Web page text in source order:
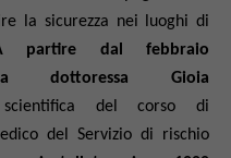
la sicurezza nei luoghi di
partire dal febbraio
la dottoressa Gioia
scientifica del corso di
del Servizio di rischio